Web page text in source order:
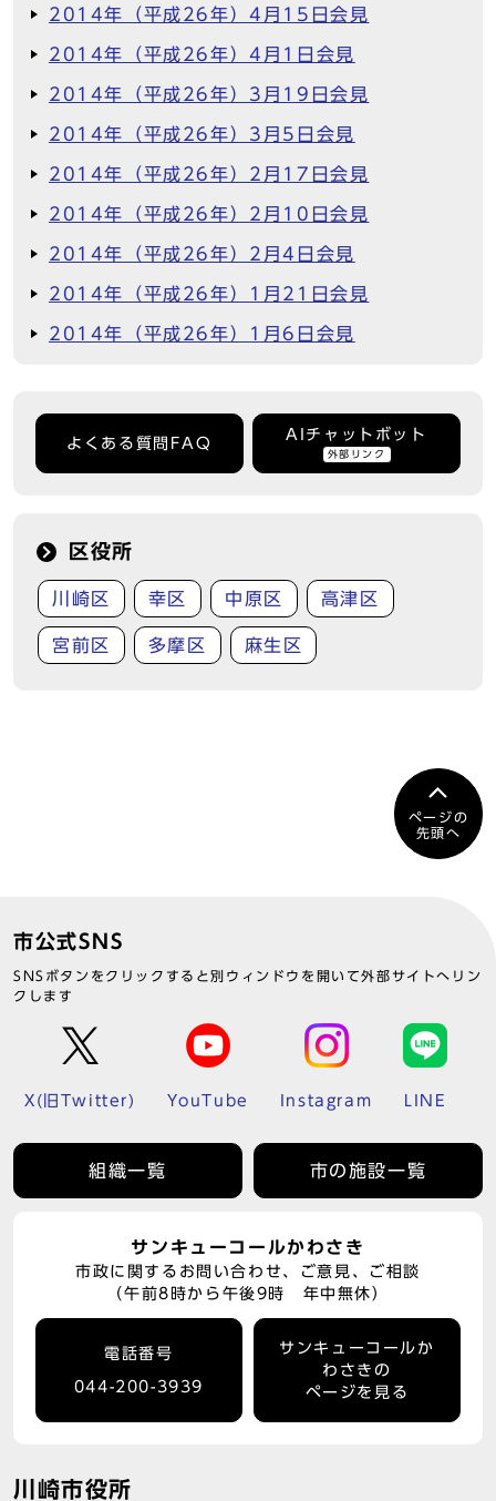
2014年（平成26年）4月15日会見
2014年（平成26年）4月1日会見
2014年（平成26年）3月19日会見
2014年（平成26年）3月5日会見
2014年（平成26年）2月17日会見
2014年（平成26年）2月10日会見
2014年（平成26年）2月4日会見
2014年（平成26年）1月21日会見
2014年（平成26年）1月6日会見
よくある質問FAQ
AIチャットボット
外部リンク
区役所
川崎区 幸区 中原区 高津区
宮前区 多摩区 麻生区
ページの
先頭へ
市公式SNS
SNSボタンをクリックすると別ウィンドウを開いて外部サイトへリン
クします
X(旧Twitter) YouTube Instagram LINE
組織一覧 市の施設一覧
サンキューコールかわさき
市政に関するお問い合わせ、ご意見、ご相談
（午前8時から午後9時 年中無休）
電話番号
044-200-3939
サンキューコールか
わさきの
ページを見る
川崎市役所